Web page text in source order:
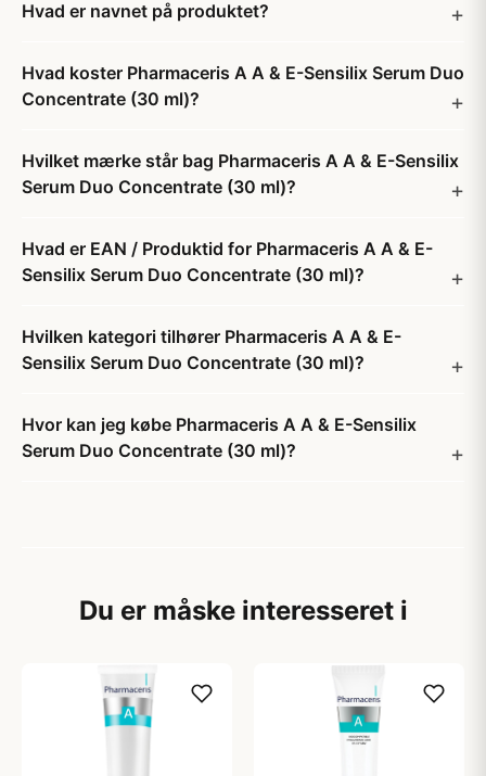
Hvad er navnet på produktet?
Hvad koster Pharmaceris A A & E-Sensilix Serum Duo
Concentrate (30 ml)?
Hvilket mærke står bag Pharmaceris A A & E-Sensilix
Serum Duo Concentrate (30 ml)?
Hvad er EAN / Produktid for Pharmaceris A A & E-
Sensilix Serum Duo Concentrate (30 ml)?
Hvilken kategori tilhører Pharmaceris A A & E-
Sensilix Serum Duo Concentrate (30 ml)?
Hvor kan jeg købe Pharmaceris A A & E-Sensilix
Serum Duo Concentrate (30 ml)?
Du er måske interesseret i